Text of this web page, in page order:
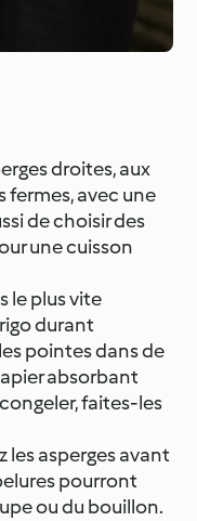
droites, aux
avec une
de choisir des
une cuisson
le plus vite
durant
pointes dans de
absorbant
faites-les
les asperges avant
pourront
ou du bouillon.